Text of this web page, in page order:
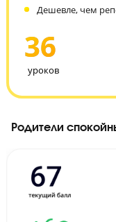
Внимательный
Сильнейшая
Дешевле, чем
36
уроков